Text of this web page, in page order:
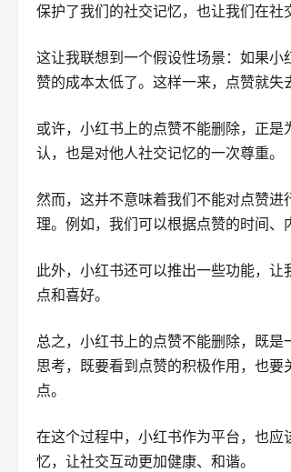
保护了我们的社交记忆，也让我们在社
这让我联想到一个假设性场景：如果
赞的成本太低了。这样一来，点赞就失
或许，小红书上的点赞不能删除，正
认，也是对他人社交记忆的一次尊重。
然而，这并不意味着我们不能对点赞
理。例如，我们可以根据点赞的时间、
此外，小红书还可以推出一些功能，
点和喜好。
总之，小红书上的点赞不能删除，既
思考，既要看到点赞的积极作用，也
点。
在这个过程中，小红书作为平台，也
忆，让社交互动更加健康、和谐。